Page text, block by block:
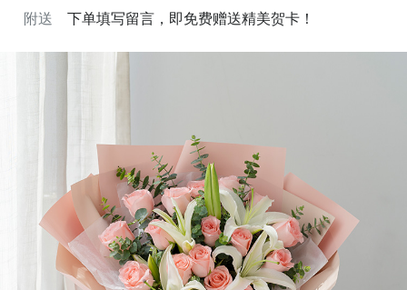
附送
下单填写留言，即免费赠送精美贺卡！